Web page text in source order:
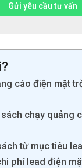
Gửi yêu cầu tư vấn
cáo điện mặt
chạy quảng
từ mục tiêu
phí lead điện